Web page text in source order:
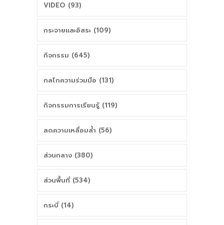
VIDEO (93)
กระจายและอิสระ (109)
กิจกรรม (645)
กลไกความร่วมมือ (131)
กิจกรรมการเรียนรู้ (119)
ลดความเหลื่อมล้ำ (56)
ส่วนกลาง (380)
ส่วนพื้นที่ (534)
กระบี่ (14)